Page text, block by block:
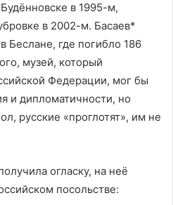
в 1995-м,
в 2002-м. Басаев*
Беслане, где погибло 186
музей, который
Федерации, мог бы
и дипломатичности, но
русские «проглотят», им не
огласку, на неё
посольстве: